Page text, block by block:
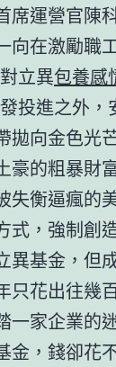
席運營官陳
向在激勵職
立異包養感
投進之外，
拋向金色光
豪的粗暴財
失衡逼瘋的
式，強制創
異基金，但
只花出往幾
一家企業的
金，錢卻